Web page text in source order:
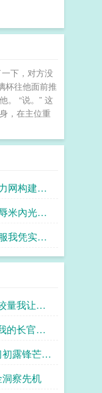
下，对方没
杯往他面前推
。 “说。” 这
，在主位重
网构建打
战爭机器
米內光政
我凭实力
量我让整
的长官是
露锋芒我
队察先机